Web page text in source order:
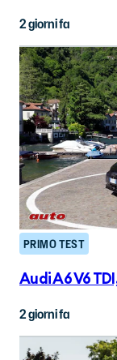
2 giorni fa
PRIMO TEST
Audi A6 V6
2 giorni fa